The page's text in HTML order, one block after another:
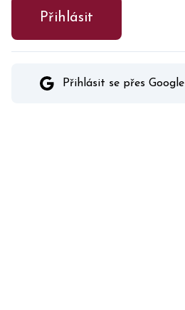
Přihlásit
Přihlásit se přes Google